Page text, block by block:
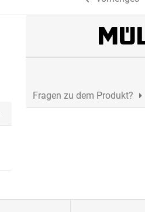
Fragen zu dem Produkt?